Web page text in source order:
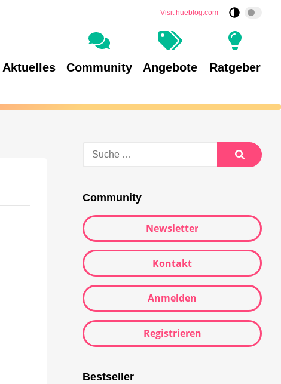
Visit hueblog.com
Aktuelles Community Angebote Ratgeber
Community
Newsletter
Kontakt
Anmelden
Registrieren
Bestseller